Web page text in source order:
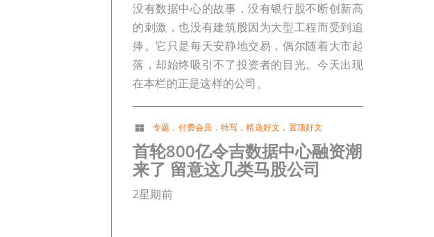
没有数据中心的故事，没有银行股不断创新高
的刺激，也没有建筑股因为大型工程而受到追
捧。它只是每天安静地交易，偶尔随着大市起
落，却始终吸引不了投资者的目光。今天出现
在本栏的正是这样的公司。
专题 ， 付费会员 ， 特写 ，精选好文 ， 置顶好文
首轮800亿令吉数据中心融资潮
来了 留意这几类马股公司
2星期前